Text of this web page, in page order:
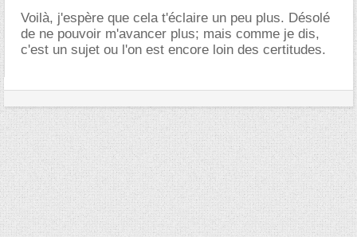
Voilà, j'espère que cela t'éclaire un peu plus. Désolé
de ne pouvoir m'avancer plus; mais comme je dis,
c'est un sujet ou l'on est encore loin des certitudes.